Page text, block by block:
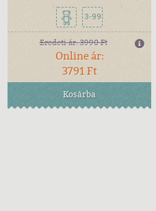
3-99
Eredeti ár:3990 Ft
Online ár:
3791 Ft
Kosárba